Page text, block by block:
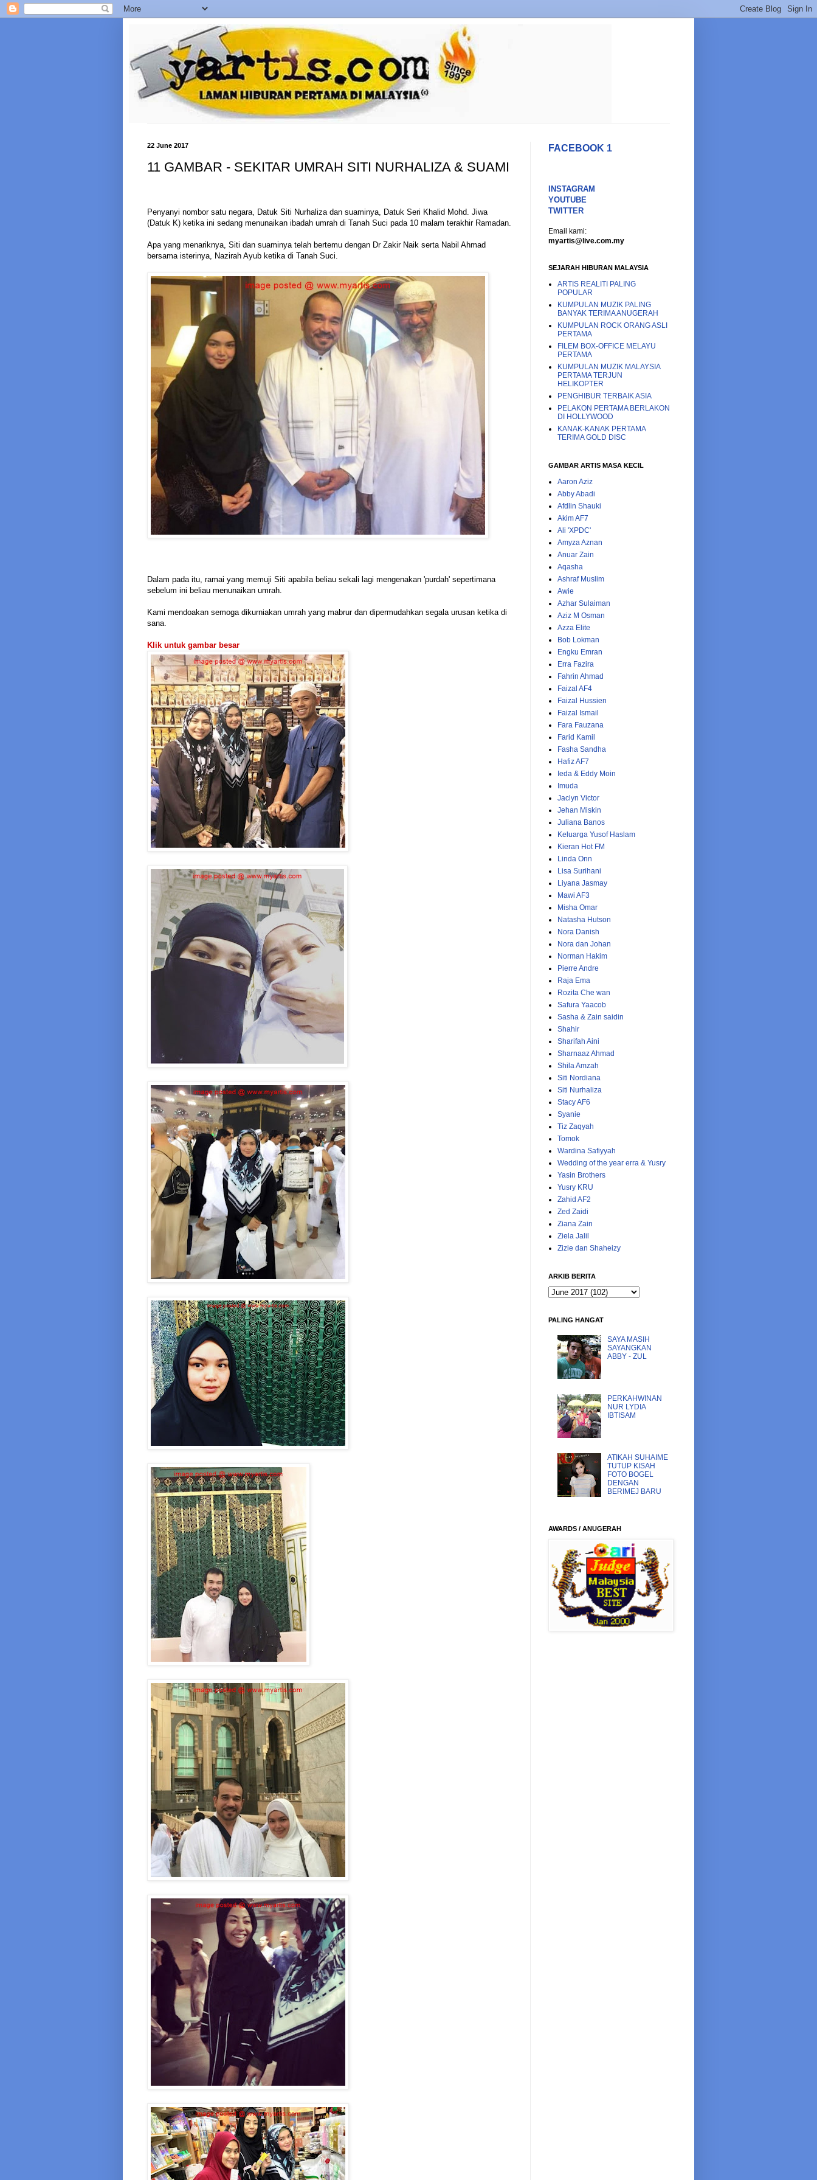
22 June 2017
11 GAMBAR - SEKITAR UMRAH SITI NURHALIZA & SUAMI
Penyanyi nombor satu negara, Datuk Siti Nurhaliza dan suaminya, Datuk Seri Khalid Mohd. Jiwa
(Datuk K) ketika ini sedang menunaikan ibadah umrah di Tanah Suci pada 10 malam terakhir Ramadan.
Apa yang menariknya, Siti dan suaminya telah bertemu dengan Dr Zakir Naik serta Nabil Ahmad
bersama isterinya, Nazirah Ayub ketika di Tanah Suci.
Dalam pada itu, ramai yang memuji Siti apabila beliau sekali lagi mengenakan 'purdah' sepertimana
sebelum ini beliau menunaikan umrah.
Kami mendoakan semoga dikurniakan umrah yang mabrur dan dipermudahkan segala urusan ketika di
sana.
Klik untuk gambar besar
FACEBOOK 1
INSTAGRAM
YOUTUBE
TWITTER
Email kami:
myartis@live.com.my
SEJARAH HIBURAN MALAYSIA
ARTIS REALITI PALING
POPULAR
KUMPULAN MUZIK PALING
BANYAK TERIMA ANUGERAH
KUMPULAN ROCK ORANG ASLI
PERTAMA
FILEM BOX-OFFICE MELAYU
PERTAMA
KUMPULAN MUZIK MALAYSIA
PERTAMA TERJUN
HELIKOPTER
PENGHIBUR TERBAIK ASIA
PELAKON PERTAMA BERLAKON
DI HOLLYWOOD
KANAK-KANAK PERTAMA
TERIMA GOLD DISC
GAMBAR ARTIS MASA KECIL
Aaron Aziz
Abby Abadi
Afdlin Shauki
Akim AF7
Ali 'XPDC'
Amyza Aznan
Anuar Zain
Aqasha
Ashraf Muslim
Awie
Azhar Sulaiman
Aziz M Osman
Azza Elite
Bob Lokman
Engku Emran
Erra Fazira
Fahrin Ahmad
Faizal AF4
Faizal Hussien
Faizal Ismail
Fara Fauzana
Farid Kamil
Fasha Sandha
Hafiz AF7
Ieda & Eddy Moin
Imuda
Jaclyn Victor
Jehan Miskin
Juliana Banos
Keluarga Yusof Haslam
Kieran Hot FM
Linda Onn
Lisa Surihani
Liyana Jasmay
Mawi AF3
Misha Omar
Natasha Hutson
Nora Danish
Nora dan Johan
Norman Hakim
Pierre Andre
Raja Ema
Rozita Che wan
Safura Yaacob
Sasha & Zain saidin
Shahir
Sharifah Aini
Sharnaaz Ahmad
Shila Amzah
Siti Nordiana
Siti Nurhaliza
Stacy AF6
Syanie
Tiz Zaqyah
Tomok
Wardina Safiyyah
Wedding of the year erra & Yusry
Yasin Brothers
Yusry KRU
Zahid AF2
Zed Zaidi
Ziana Zain
Ziela Jalil
Zizie dan Shaheizy
ARKIB BERITA
PALING HANGAT
SAYA MASIH
SAYANGKAN
ABBY - ZUL
PERKAHWINAN
NUR LYDIA
IBTISAM
ATIKAH SUHAIME
TUTUP KISAH
FOTO BOGEL
DENGAN
BERIMEJ BARU
AWARDS / ANUGERAH